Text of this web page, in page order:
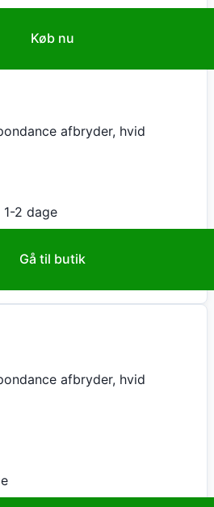
Køb nu
afbryder, hvid
1-2 dage
Gå til butik
afbryder, hvid